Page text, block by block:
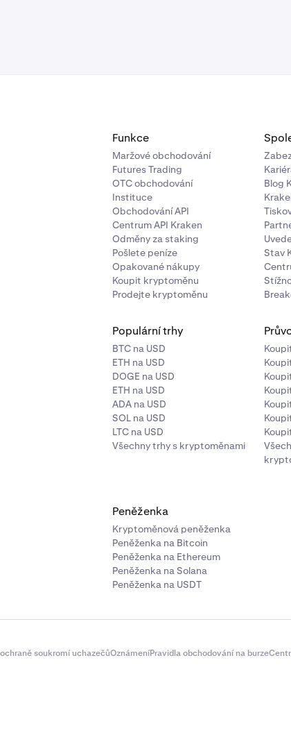
Funkce
Maržové obchodování
Futures Trading
OTC obchodování
Instituce
Obchodování API
Centrum API Kraken
Odměny za staking
Pošlete peníze
Opakované nákupy
Koupit kryptoměnu
Prodejte kryptoměnu
Blog
Stav
Populární trhy
BTC na USD
ETH na USD
DOGE na USD
ETH na USD
ADA na USD
SOL na USD
LTC na USD
Všechny trhy s kryptoměnami
Peněženka
Kryptoměnová peněženka
Peněženka na Bitcoin
Peněženka na Ethereum
Peněženka na Solana
Peněženka na USDT
soukromí uchazečůOznámeníPravidla obchodování na burze